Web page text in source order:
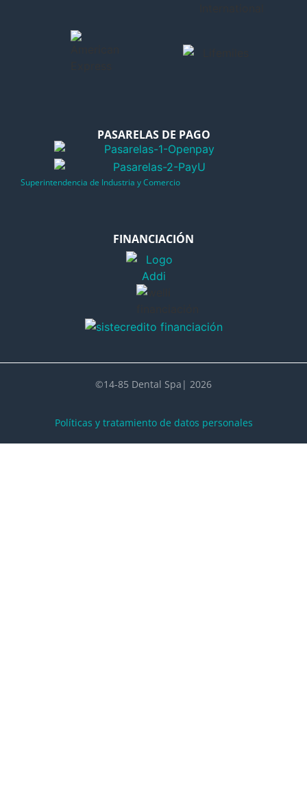
PASARELAS DE PAGO
Superintendencia de Industria y Comercio
FINANCIACIÓN
©14-85 Dental Spa| 2026
Políticas y tratamiento de datos personales